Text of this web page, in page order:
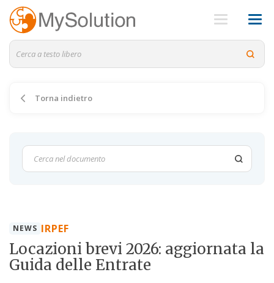
Torna indietro
NEWS IRPEF
Locazioni brevi 2026: aggiornata la
Guida delle Entrate